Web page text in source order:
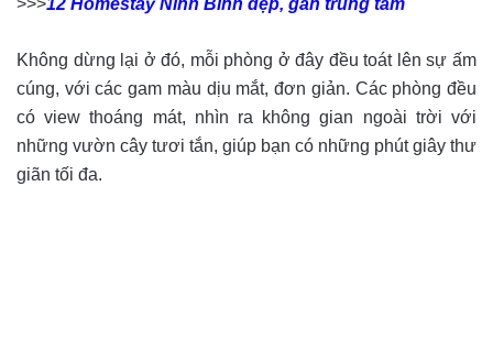
Không dừng lại ở đó, mỗi phòng ở đây đều toát lên sự ấm
cúng, với các gam màu dịu mắt, đơn giản. Các phòng đều
có view thoáng mát, nhìn ra không gian ngoài trời với
những vườn cây tươi tắn, giúp bạn có những phút giây thư
giãn tối đa.